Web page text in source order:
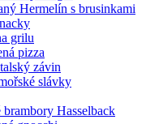
Hermelín s brusinkami
grilu
pizza
závin
slávky
brambory Hasselback